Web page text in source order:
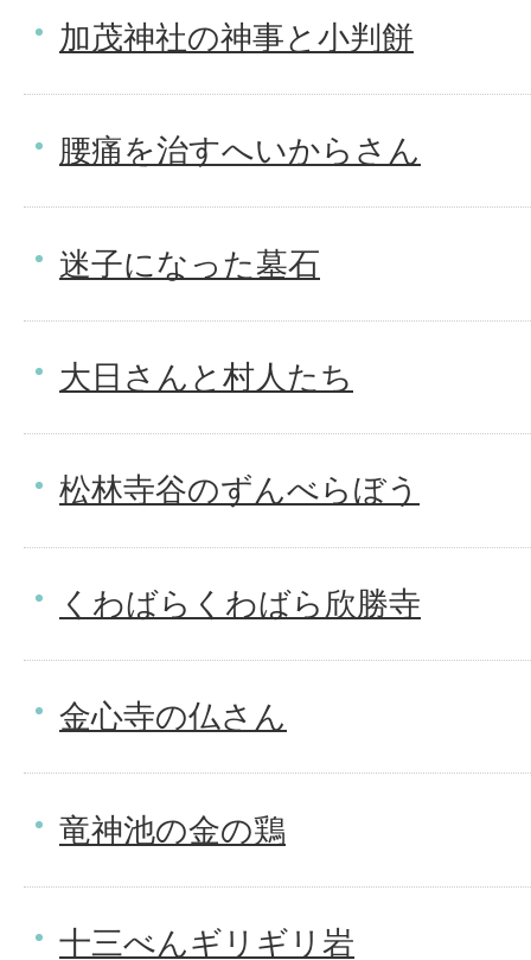
加茂神社の神事と小判餅
腰痛を治すへいからさん
迷子になった墓石
大日さんと村人たち
松林寺谷のずんべらぼう
くわばらくわばら欣勝寺
金心寺の仏さん
竜神池の金の鶏
十三べんギリギリ岩